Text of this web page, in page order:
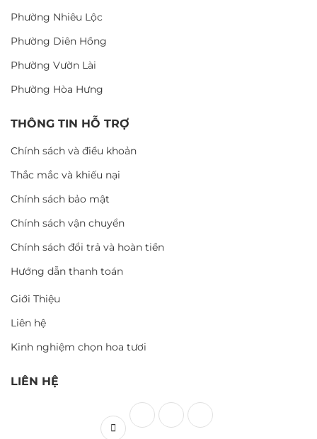
Phường Nhiêu Lộc
Phường Diên Hồng
Phường Vườn Lài
Phường Hòa Hưng
THÔNG TIN HỖ TRỢ
Chính sách và điều khoản
Thắc mắc và khiếu nại
Chính sách bảo mật
Chính sách vận chuyển
Chính sách đổi trả và hoàn tiền
Hướng dẫn thanh toán
Giới Thiệu
Liên hệ
Kinh nghiệm chọn hoa tươi
LIÊN HỆ